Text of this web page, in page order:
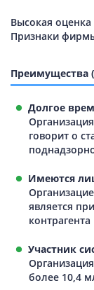
Высокая
Признаки
Преимущества
Долгое
говорит о
Имеются
является
контрагента
Участник
более 10,4